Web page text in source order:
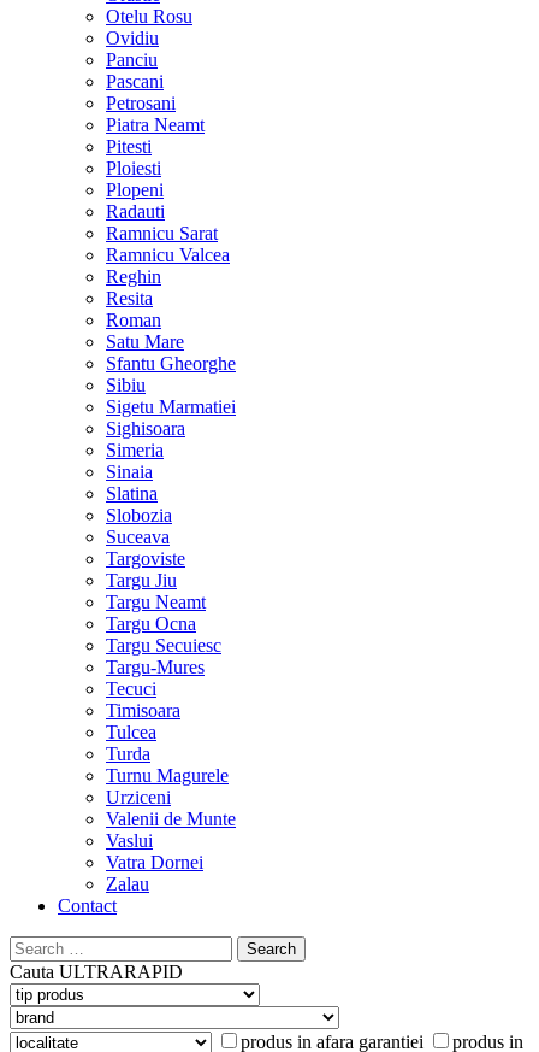
Otelu Rosu
Ovidiu
Panciu
Pascani
Petrosani
Piatra Neamt
Pitesti
Ploiesti
Plopeni
Radauti
Ramnicu Sarat
Ramnicu Valcea
Reghin
Resita
Roman
Satu Mare
Sfantu Gheorghe
Sibiu
Sigetu Marmatiei
Sighisoara
Simeria
Sinaia
Slatina
Slobozia
Suceava
Targoviste
Targu Jiu
Targu Neamt
Targu Ocna
Targu Secuiesc
Targu-Mures
Tecuci
Timisoara
Tulcea
Turda
Turnu Magurele
Urziceni
Valenii de Munte
Vaslui
Vatra Dornei
Zalau
Contact
Search
for:
Cauta ULTRARAPID
produs in afara garantiei produs in